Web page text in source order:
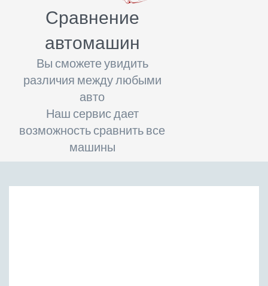
Сравнение
автомашин
Вы сможете увидить
различия между любыми
авто
Наш сервис дает
возможность сравнить все
машины